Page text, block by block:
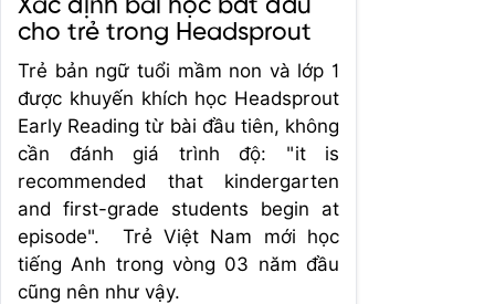
Xác định bài học bắt đầu
cho trẻ trong Headsprout
Trẻ bản ngữ tuổi mầm non và lớp 1
được khuyến khích học Headsprout
Early Reading từ bài đầu tiên, không
cần đánh giá trình độ: "it is
recommended that kindergarten
and first-grade students begin at
episode". Trẻ Việt Nam mới học
tiếng Anh trong vòng 03 năm đầu
cũng nên như vậy.